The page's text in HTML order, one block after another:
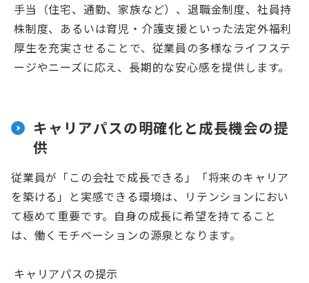
手当（住宅、通勤、家族など）、退職金制度、社員持
株制度、あるいは育児・介護支援といった法定外福利
厚生を充実させることで、従業員の多様なライフステ
ージやニーズに応え、長期的な安心感を提供します。
キャリアパスの明確化と成長機会の提
供
従業員が「この会社で成長できる」「将来のキャリア
を築ける」と実感できる環境は、リテンションにおい
て極めて重要です。自身の成長に希望を持てること
は、働くモチベーションの源泉となります。
キャリアパスの提示